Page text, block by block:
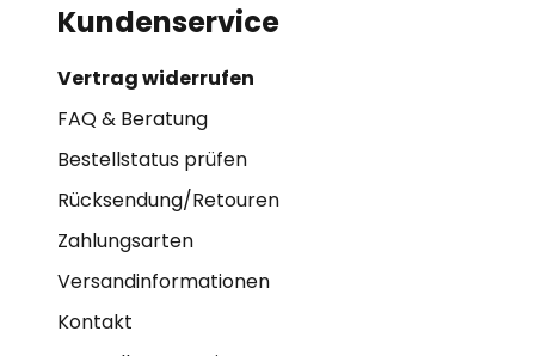
Kundenservice
Vertrag widerrufen
FAQ & Beratung
Bestellstatus prüfen
Rücksendung/Retouren
Zahlungsarten
Versandinformationen
Kontakt